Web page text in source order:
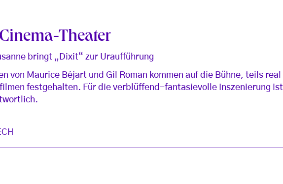
Theater
bringt „Dixit“ zur Uraufführung
von Maurice Béjart und Gil Roman kommen auf die Bühne, teils real
festgehalten. Für die verblüffend-fantasievolle Inszenierung ist